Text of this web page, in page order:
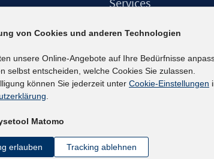
(IAB) – unser Leitbild
IAB-Newsletter
Kontakt
von Cookies und anderen Technologien
unsere Online-Angebote auf Ihre Bedürfnisse
selbst entscheiden, welche Cookies Sie zulassen.
können Sie jederzeit unter Cookie-Einstellungen
.
Matomo
erlauben Tracking ablehnen